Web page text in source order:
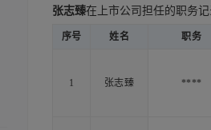
张志臻在上市公司担任的职务
序号 姓名 职务
1 张志臻 ****